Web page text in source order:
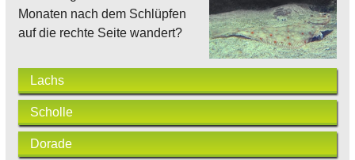
Monaten nach dem Schlüpfen
auf die rechte Seite wandert?
Lachs
Scholle
Dorade